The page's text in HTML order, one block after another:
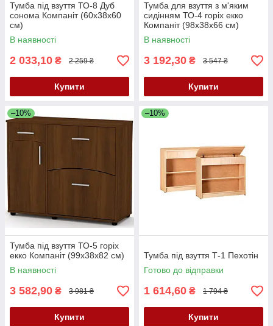
Тумба під взуття ТО-8 Дуб
сонома Компаніт (60х38х60
см)
В наявності
2 033,10 ₴ 2 259 ₴
Купити
Тумба для взуття з м'яким
сидінням ТО-4 горіх екко
Компаніт (98х38х66 см)
В наявності
3 192,30 ₴ 3 547 ₴
Купити
–10%
Тумба під взуття ТО-5 горіх
екко Компаніт (99х38х82 см)
В наявності
3 582,90 ₴ 3 981 ₴
Купити
–10%
Тумба під взуття Т-1 Пехотін
Готово до відправки
1 614,60 ₴ 1 794 ₴
Купити